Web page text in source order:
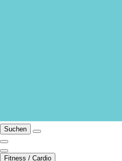
Suchen
Fitness / Cardio